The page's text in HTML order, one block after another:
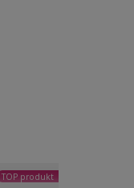
TOP produkt